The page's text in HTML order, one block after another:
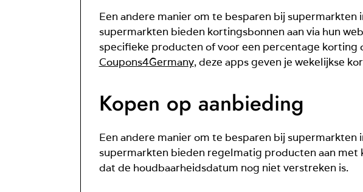
Een andere manier om te besparen bij
supermarkten bieden kortingsbonnen aan via hun
specifieke producten of voor een percentage korting
Coupons4Germany, deze apps geven je wekelijkse
Kopen op aanbieding
Een andere manier om te besparen bij
supermarkten bieden regelmatig producten aan
dat de houdbaarheidsdatum nog niet verstreken is.